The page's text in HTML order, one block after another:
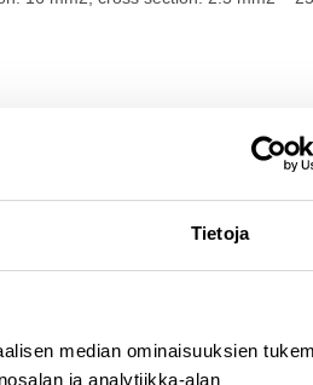
Tietoja
median ominaisuuksien
ja analytiikka-alan